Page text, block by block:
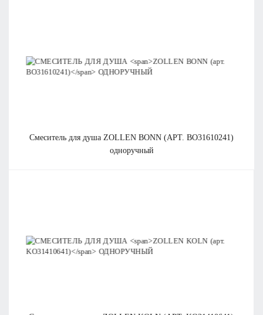
смеситель для душа ZOLLEN BONN (АРТ. BO31610241)
одноручный